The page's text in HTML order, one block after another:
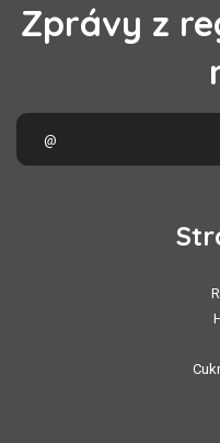
Zprávy z